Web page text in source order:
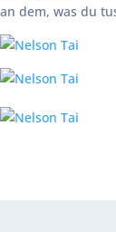
an dem, was du